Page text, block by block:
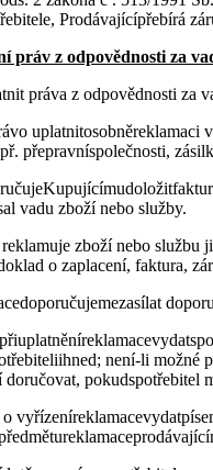
Prodávajícípřebírá
práv z odpovědnosti za
práva z odpovědnosti za
uplatnitosobněreklamaci
přepravníspolečnosti,
vadu zboží nebo služby.
zboží nebo službu
o zaplacení, faktura,
není-li možné
doručovat, pokudspotřebitel